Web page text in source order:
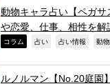
動物キャラ占い【ペガサ
や恋愛、仕事、相性を解
コラム 占い 占い情報 動
ルノルマン【No.20庭園